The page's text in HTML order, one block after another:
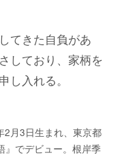
てきた自負があ
しており、家柄を
し入れる。
2月3日生まれ、東京都
』でデビュー。根岸季